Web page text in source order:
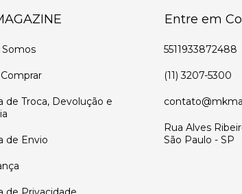
de Troca, Devolução e
de Envio
Entre em
5511933872488
(11) 3207-5300
Rua Alves
São Paulo - SP